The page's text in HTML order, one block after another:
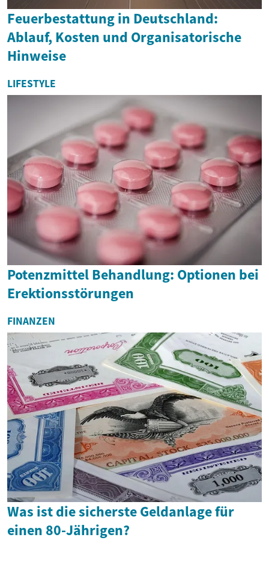
Feuerbestattung in Deutschland:
Ablauf, Kosten und Organisatorische
Hinweise
LIFESTYLE
Potenzmittel Behandlung: Optionen bei
Erektionsstörungen
FINANZEN
Was ist die sicherste Geldanlage für
einen 80-Jährigen?